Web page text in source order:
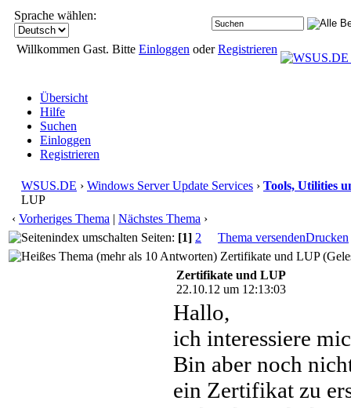
Sprache wählen:
Willkommen Gast. Bitte Einloggen oderRegistrieren
Übersicht
Hilfe
Suchen
Einloggen
Registrieren
WSUS.DE › Windows Server Update Services › Tools, Utilities
LUP
‹ Vorheriges Thema | Nächstes Thema ›
Seiten: [1] 2 Thema versendenDrucken
Zertifikate und LUP
Zertifikate und LUP
22.10.12 um 12:13:03
Hallo,
ich interessiere
Bin aber noch
ein Zertifikat zu